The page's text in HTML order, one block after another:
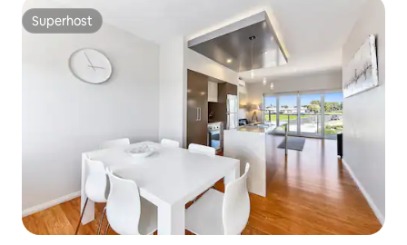
Superhost
Superhost